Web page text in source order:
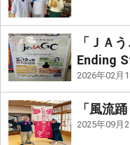
「ＪＡ
Ending
2026年02月
「風流
2025年09月